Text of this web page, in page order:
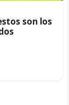
son los